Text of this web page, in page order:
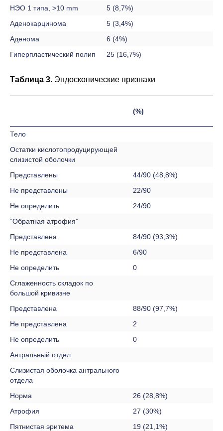
НЭО 1 типа, >10 mm
5 (8,7%)
Аденокарцинома
5 (3,4%)
Аденома
6 (4%)
Гиперпластический полип
25 (16,7%)
Таблица 3. Эндоскопические признаки
(%)
Тело
Остатки кислотопродуцирующей
слизистой оболочки
Представлены
44/90 (48,8%)
Не представлены
22/90
Не определить
24/90
“Обратная атрофия”
Представлена
84/90 (93,3%)
Не представлена
6/90
Не определить
0
Сглаженность складок по
большой кривизне
Представлена
88/90 (97,7%)
Не представлена
2
Не определить
0
Антральный отдел
Слизистая оболочка антрального
отдела
Норма
26 (28,8%)
Атрофия
27 (30%)
Пятнистая эритема
19 (21,1%)